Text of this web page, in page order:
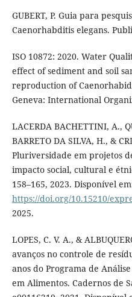
GUBERT, P. Guia para
Caenorhabditis elegans.
ISO 10872: 2020. Water
effect of sediment and soil
reproduction of
Geneva: International
LACERDA BACHETTINI, A.,
BARRETO DA SILVA, H., &
Pluriversidade em projetos
impacto social, cultural e
158–165, 2023. Disponível
https://doi.org/10.15210/
2025.
LOPES, C. V. A., &
avanços no controle de
anos do Programa de
em Alimentos. Cadernos de